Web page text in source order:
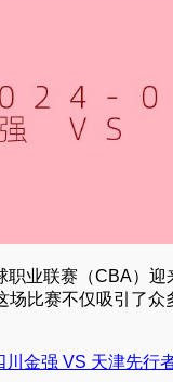
职业联赛（CBA）
场比赛不仅吸引了
金强 VS 天津先行